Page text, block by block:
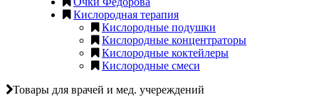
Кислородная терапия
Кислородные подушки
Кислородные концентраторы
Кислородные коктейлеры
Кислородные смеси
Товары для врачей и мед. учереждений